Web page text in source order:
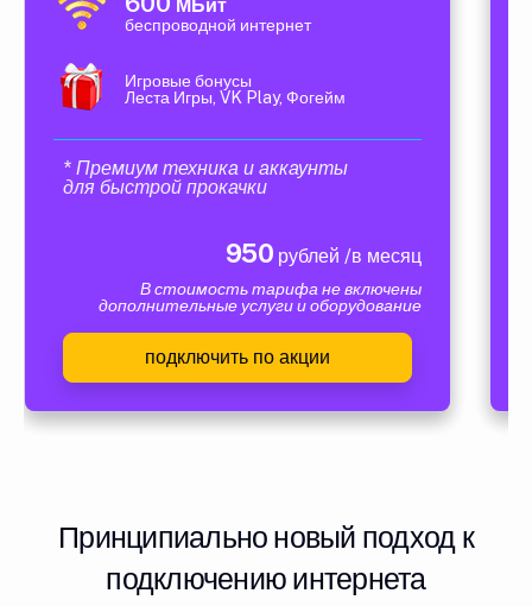
МБит
беспроводной интернет
Игровые бонусы
Леста Игры, VK Play, Фогейм
* Премиум техника и аккаунты
для быстрой прокачки
950 рублей /в месяц
В стоимость тарифа не включены
дополнительные услуги и оборудование
подключить по акции
Принципиально новый подход к
подключению интернета